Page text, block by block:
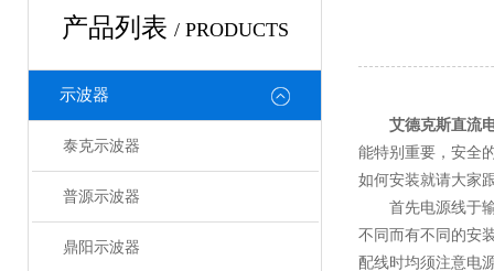
产品列表 / PRODUCTS
示波器
泰克示波器
普源示波器
鼎阳示波器
艾德克斯直流
能特别重要，安全
如何安装就请大家
首先电源线于输
不同而有不同的安
配线时均须注意电